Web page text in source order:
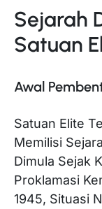
Sejarah
Satuan
Awal
Satuan Elite
Memilisi
Dimula Sejak
Proklamasi
1945, Situasi